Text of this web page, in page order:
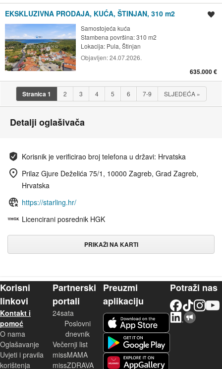
EKSKLUZIVNA PRODAJA, KUĆA, ŠTINJAN, 310 m2
Samostojeća kuća
Stambena površina: 310 m2
Lokacija: Pula, Štinjan
Objavljen:24.07.2026.
635.000 €
Stranica1 2 3 4 5 6 7-9 SLJEDEĆA »
Detalji oglašivača
Korisnik je verificirao broj telefona u državi: Hrvatska
Prilaz Gjure Deželića 75/1, 10000 Zagreb, Grad Zagreb,
Hrvatska
https://starling.hr/
Licencirani posrednik HGK
PRIKAŽI NA KARTI
Korisni
linkovi
Kontakt i
pomoć
O nama
Oglašavanje
Uvjeti i pravila
korištenja
Partnerski
portali
24sata
Poslovni
dnevnik
Večernji list
missMAMA
missZDRAVA
Preuzmi
aplikaciju
Potraži nas